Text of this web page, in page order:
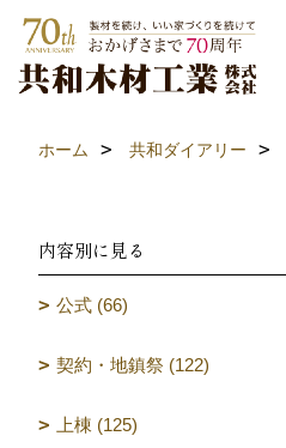
ホーム 共和ダイアリー
内容別に見る
公式 (66)
契約・地鎮祭 (122)
上棟 (125)